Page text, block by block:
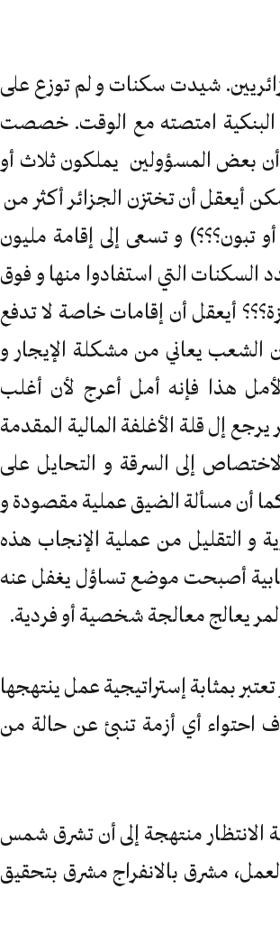
شيدت سكنات و لم توزع على
البنكية امتصته مع الوقت. خصصت
أن بعض المسؤولين يملكون ثلاث أو
أيعقل أن تختزن الجزائر أكثر من
و تسعى إلى إقامة مليون
التي استفادوا منها و فوق
أيعقل أن إقامات خاصة لا تدفع
الشعب يعاني من مشكلة الإيجار و
هذا فإنه أمل أعرج لأن أغلب
إل قلة الأغلفة المالية المقدمة
إلى السرقة و التحايل على
كما أن مسألة الضيق عملية مقصودة و
و التقليل من عملية الإنجاب هذه
أصبحت موضع تساؤل يغفل عنه
يعالج معالجة شخصية أو فردية.
بمثابة إستراتيجية عمل ينتهجها
احتواء أي أزمة تنبئ عن حالة من
منتهجة إلى أن تشرق شمس
مشرق بالانفراج مشرق بتحقيق